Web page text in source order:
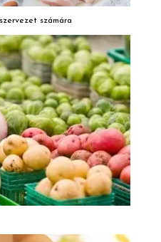
számára